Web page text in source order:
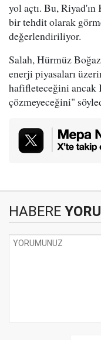
yol açtı. Bu, Riyad'ın
bir tehdit olarak
değerlendiriliyor.
Salah, Hürmüz
enerji piyasaları
hafifleteceğini ancak
çözmeyeceğini"
HABERE